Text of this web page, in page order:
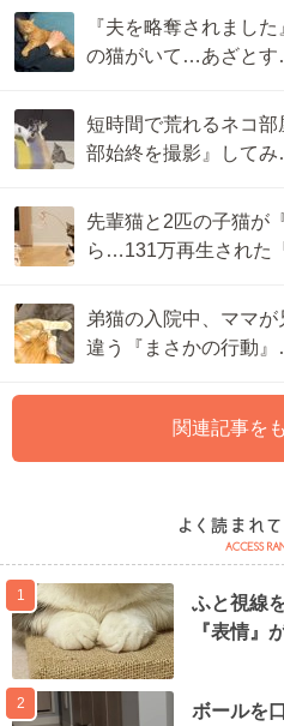
『夫を略奪されまし
の猫がいて…あざと
短時間で荒れるネコ
部始終を撮影』して
先輩猫と2匹の子猫が
ら…131万再生された
弟猫の入院中、ママ
違う『まさかの行動
関連記事を
1
ふと視線
『表情
2
ボールを